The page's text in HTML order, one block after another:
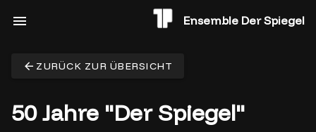
Ensemble Der Spiegel
ZURÜCK ZUR ÜBERSICHT
50 Jahre "Der Spiegel"